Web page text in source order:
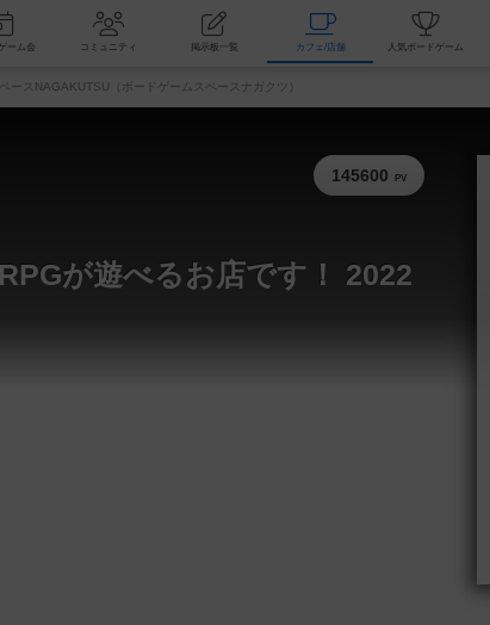
ボードゲーム会 コミュニティ 掲示板一覧 カフェ/店舗
ースNAGAKUTSU（ボードゲームスペースナガクツ）
145600 PV
が遊べるお店です！ 2022